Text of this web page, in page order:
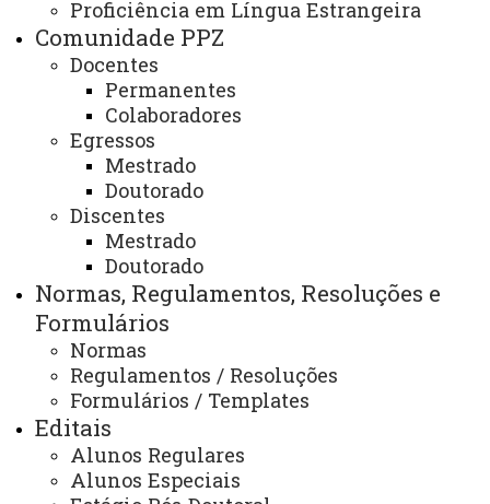
Proficiência em Língua Estrangeira
Comunidade PPZ
Docentes
Permanentes
Colaboradores
Egressos
Mestrado
Doutorado
Discentes
Mestrado
Doutorado
Normas, Regulamentos, Resoluções e
Formulários
Normas
Regulamentos / Resoluções
Formulários / Templates
Editais
Alunos Regulares
Alunos Especiais
ATUALIZAÇÃO MAIS RECENTE: 30 DE OUTUBRO DE
ACESSOS: 671
Contato:
(45) 3284-7912 (Secretaria Unioeste)
(45) 3284-7942 (Coordenação Unioeste)
(46) 3536-8907 (Secretaria UTFPR)
(46) 3536-8922 (Coordenação UTFPR)
Horário de Atendimento:
Segunda à sexta
13:30 às 17:30
E-mails:
rondon.pos.zootecnia@unioeste.br